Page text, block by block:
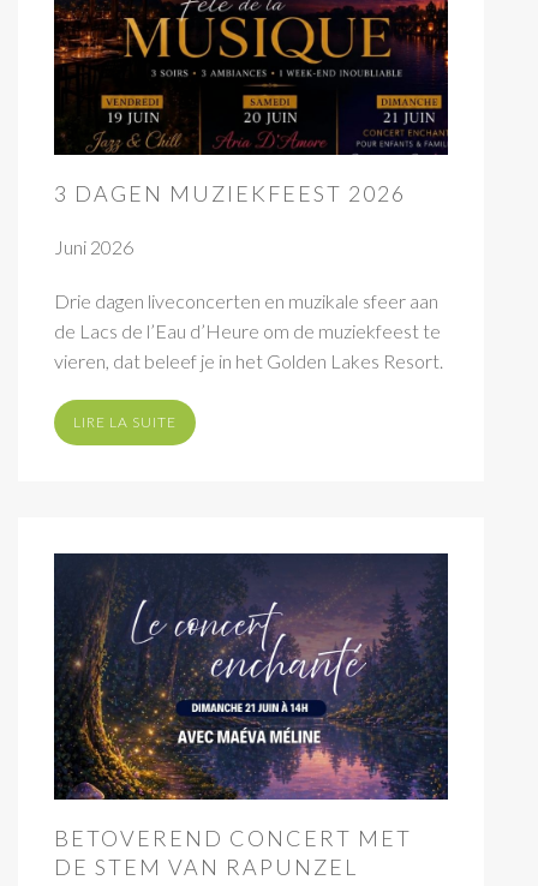
3 DAGEN MUZIEKFEEST 2026
Juni 2026
Drie dagen liveconcerten en muzikale sfeer aan
de Lacs de l’Eau d’Heure om de muziekfeest te
vieren, dat beleef je in het Golden Lakes Resort.
LIRE LA SUITE
BETOVEREND CONCERT MET
DE STEM VAN RAPUNZEL